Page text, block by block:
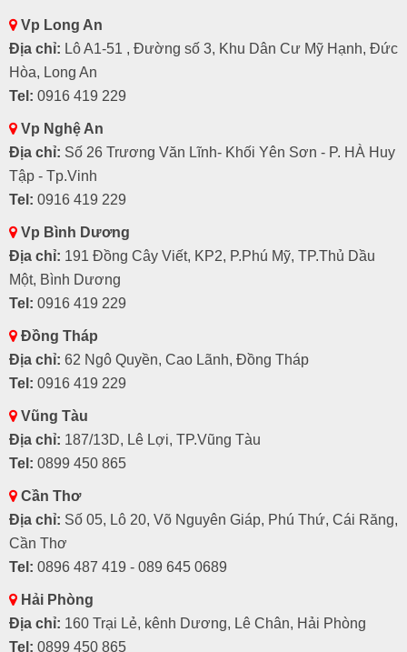
Vp Long An
Địa chỉ: Lô A1-51 , Đường số 3, Khu Dân Cư Mỹ Hạnh, Đức
Hòa, Long An
Tel: 0916 419 229
Vp Nghệ An
Địa chỉ: Số 26 Trương Văn Lĩnh- Khối Yên Sơn - P. HÀ Huy
Tập - Tp.Vinh
Tel: 0916 419 229
Vp Bình Dương
Địa chỉ: 191 Đồng Cây Viết, KP2, P.Phú Mỹ, TP.Thủ Dầu
Một, Bình Dương
Tel: 0916 419 229
Đồng Tháp
Địa chỉ: 62 Ngô Quyền, Cao Lãnh, Đồng Tháp
Tel: 0916 419 229
Vũng Tàu
Địa chỉ: 187/13D, Lê Lợi, TP.Vũng Tàu
Tel: 0899 450 865
Cần Thơ
Địa chỉ: Số 05, Lô 20, Võ Nguyên Giáp, Phú Thứ, Cái Răng,
Cần Thơ
Tel: 0896 487 419 - 089 645 0689
Hải Phòng
Địa chỉ: 160 Trại Lẻ, kênh Dương, Lê Chân, Hải Phòng
Tel: 0899 450 865